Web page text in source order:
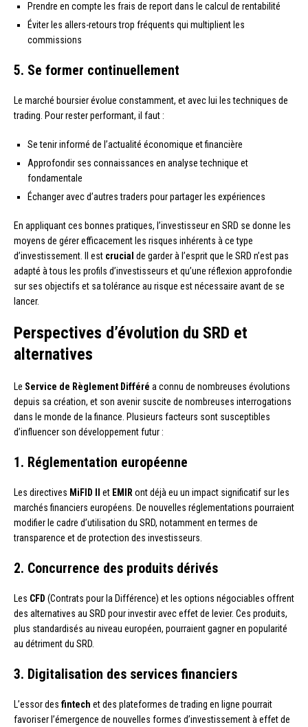
Prendre en compte les frais de report dans le calcul de rentabilité
Éviter les allers-retours trop fréquents qui multiplient les
commissions
5. Se former continuellement
Le marché boursier évolue constamment, et avec lui les techniques de
trading. Pour rester performant, il faut :
Se tenir informé de l’actualité économique et financière
Approfondir ses connaissances en analyse technique et
fondamentale
Échanger avec d’autres traders pour partager les expériences
En appliquant ces bonnes pratiques, l’investisseur en SRD se donne les
moyens de gérer efficacement les risques inhérents à ce type
d’investissement. Il est crucial de garder à l’esprit que le SRD n’est pas
adapté à tous les profils d’investisseurs et qu’une réflexion approfondie
sur ses objectifs et sa tolérance au risque est nécessaire avant de se
lancer.
Perspectives d’évolution du SRD et
alternatives
Le Service de Règlement Différé a connu de nombreuses évolutions
depuis sa création, et son avenir suscite de nombreuses interrogations
dans le monde de la finance. Plusieurs facteurs sont susceptibles
d’influencer son développement futur :
1. Réglementation européenne
Les directives MiFID II et EMIRont déjà eu un impact significatif sur les
marchés financiers européens. De nouvelles réglementations pourraient
modifier le cadre d’utilisation du SRD, notamment en termes de
transparence et de protection des investisseurs.
2. Concurrence des produits dérivés
Les CFD (Contrats pour la Différence) et les options négociables offrent
des alternatives au SRD pour investir avec effet de levier. Ces produits,
plus standardisés au niveau européen, pourraient gagner en popularité
au détriment du SRD.
3. Digitalisation des services financiers
L’essor des fintech et des plateformes de trading en ligne pourrait
favoriser l’émergence de nouvelles formes d’investissement à effet de